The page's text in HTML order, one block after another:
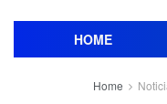
HOME
Home